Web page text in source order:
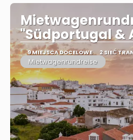
"Südportugal &
9 MIEJSCA DOCELOWE 2 SIEĆ
Mietwagenrundreise